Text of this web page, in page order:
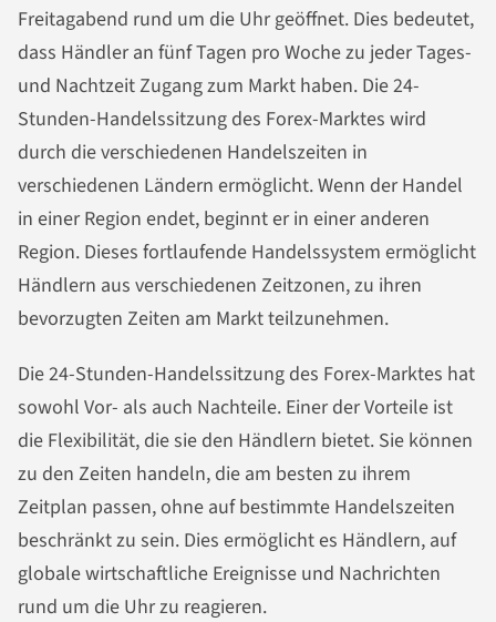
Freitagabend rund um die Uhr geöffnet. Dies bedeutet,
dass Händler an fünf Tagen pro Woche zu jeder Tages-
und Nachtzeit Zugang zum Markt haben. Die 24-
Stunden-Handelssitzung des Forex-Marktes wird
durch die verschiedenen Handelszeiten in
verschiedenen Ländern ermöglicht. Wenn der Handel
in einer Region endet, beginnt er in einer anderen
Region. Dieses fortlaufende Handelssystem ermöglicht
Händlern aus verschiedenen Zeitzonen, zu ihren
bevorzugten Zeiten am Markt teilzunehmen.
Die 24-Stunden-Handelssitzung des Forex-Marktes hat
sowohl Vor- als auch Nachteile. Einer der Vorteile ist
die Flexibilität, die sie den Händlern bietet. Sie können
zu den Zeiten handeln, die am besten zu ihrem
Zeitplan passen, ohne auf bestimmte Handelszeiten
beschränkt zu sein. Dies ermöglicht es Händlern, auf
globale wirtschaftliche Ereignisse und Nachrichten
rund um die Uhr zu reagieren.